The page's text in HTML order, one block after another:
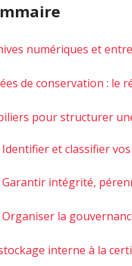
numériques et
de conservation : le
pour structurer
Identifier et classifier
Garantir intégrité,
Organiser la
interne à la